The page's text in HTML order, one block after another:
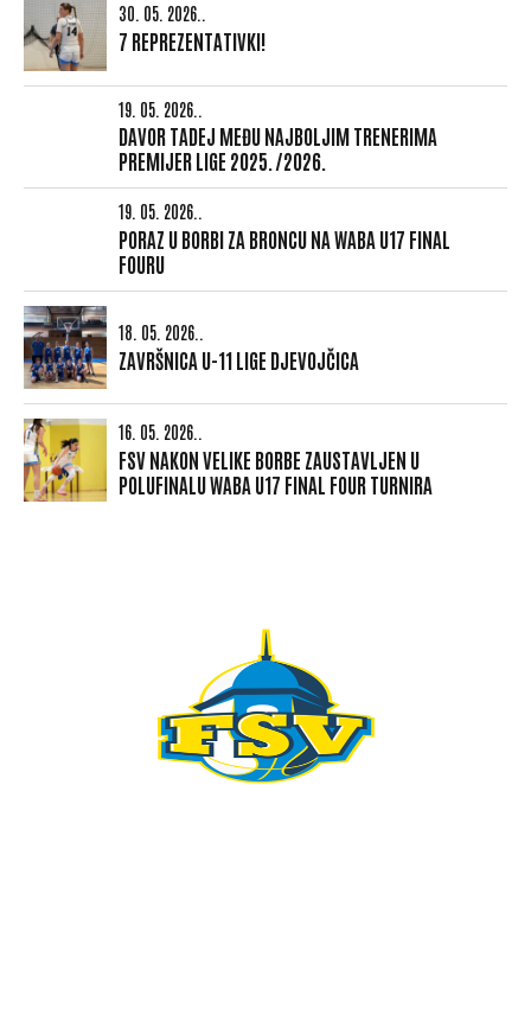
30. 05. 2026..
7 REPREZENTATIVKI!
19. 05. 2026..
DAVOR TADEJ MEĐU NAJBOLJIM TRENERIMA
PREMIJER LIGE 2025./2026.
19. 05. 2026..
PORAZ U BORBI ZA BRONCU NA WABA U17 FINAL
FOURU
18. 05. 2026..
ZAVRŠNICA U-11 LIGE DJEVOJČICA
16. 05. 2026..
FSV NAKON VELIKE BORBE ZAUSTAVLJEN U
POLUFINALU WABA U17 FINAL FOUR TURNIRA